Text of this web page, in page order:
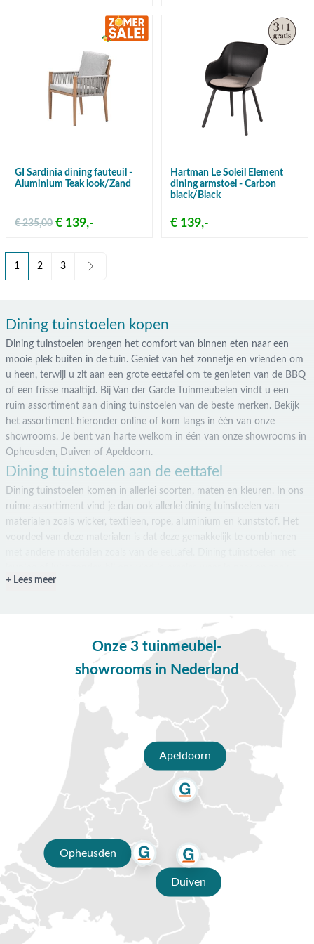
GI Sardinia dining fauteuil -
Aluminium Teak look/Zand
€ 139,-
€ 235,00
Hartman Le Soleil Element
dining armstoel - Carbon
black/Black
€ 139,-
U lees momenteel pagina
1 2 3
Dining tuinstoelen kopen
Dining tuinstoelen brengen het comfort van binnen eten naar een
mooie plek buiten in de tuin. Geniet van het zonnetje en vrienden om
u heen, terwijl u zit aan een grote eettafel om te genieten van de BBQ
of een frisse maaltijd. Bij Van der Garde Tuinmeubelen vindt u een
ruim assortiment aan dining tuinstoelen van de beste merken. Bekijk
het assortiment hieronder online of kom langs in één van onze
showrooms. Je bent van harte welkom in één van onze showrooms in
Opheusden, Duiven of Apeldoorn.
Dining tuinstoelen aan de eettafel
Dining tuinstoelen komen in allerlei soorten, maten en kleuren. In ons
ruime assortiment vind je dan ook allerlei dining tuinstoelen van
materialen zoals wicker, textileen, rope, aluminium en kunststof. Het
bent. Laat de tuinstoelen gewoon buiten staan dankzij de gebruikte
hand kunt houden voor iedereen die onverwacht langskomt.
Verstelbare dining tuinstoelen
Een verstelbare tuinstoel is de ideale keuze wanneer je uitgebreid van
de zon wil kunnen genieten, maar ook rechtop aan de eettafel wil
zitten. Bij ons vind je verstelbare tuinstoelen van materialen zoals
wicker, textileen en rotan. Dankzij de diverse designs en kleuren is er
een verstelbare dining tuinstoel voor vrijwel elke tuin. Dankzij de
hoogwaardige materialen geniet je jaar in jaar uit van de tuinstoel(en),
zonder daar al te veel naar om te hoeven kijken.
Wicker dining tuinstoelen
Wicker is ontzettend populair. Deze dining tuinstoelen hebben het
klassieke gevlochten uiterlijk van rotan, maar zijn in een nieuw jasje
gestoken. Wicker gaat vele malen langer mee dan rotan én is
onderhoudsarm. Zo kun je optimaal genieten in de tuin!
Aluminium dining tuinstoelen
Aluminium dining tuinstoelen
zijn ontzettend sterk, maar toch zeer
licht in gewicht. De tuinstoelen zijn voorzien van een poedercoating,
die er voor zorgt dat de stoelen bestand zijn tegen roest en kras- en
Lees meer
Onze 3 tuinmeubel-
showrooms in Nederland
Apeldoorn
Opheusden
Duiven